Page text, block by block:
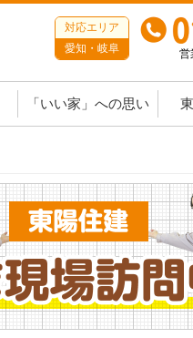
対応エリア
愛知・岐阜
営
「いい家」への思い